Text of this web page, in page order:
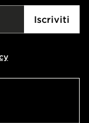
Iscriviti